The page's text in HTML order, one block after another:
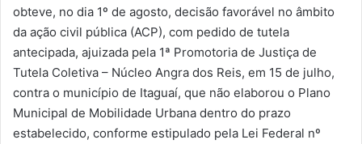
-
m
a
obteve, no dia 1º de agosto, decisão favorável no âmbito
da ação civil pública (ACP), com pedido de tutela
antecipada, ajuizada pela 1ª Promotoria de Justiça de
Tutela Coletiva – Núcleo Angra dos Reis, em 15 de julho,
contra o município de Itaguaí, que não elaborou o Plano
Municipal de Mobilidade Urbana dentro do prazo
estabelecido, conforme estipulado pela Lei Federal nº